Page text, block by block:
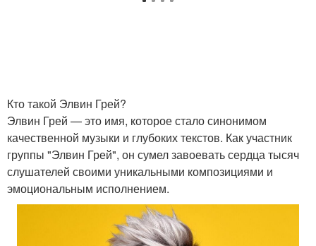
Кто такой Элвин Грей?
Элвин Грей — это имя, которое стало синонимом
качественной музыки и глубоких текстов. Как участник
группы "Элвин Грей", он сумел завоевать сердца тысяч
слушателей своими уникальными композициями и
эмоциональным исполнением.